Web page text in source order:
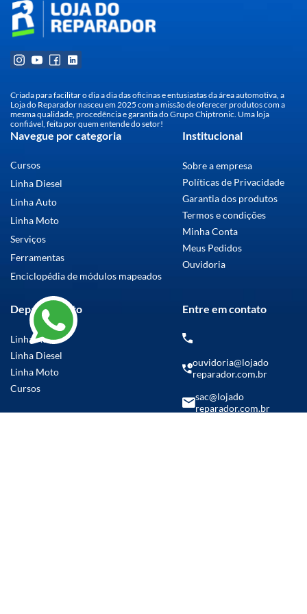
Criada para facilitar o dia a dia das oficinas e entusiastas da área automotiva, a
Loja do Reparador nasceu em 2025 com a missão de oferecer produtos com a
mesma qualidade, procedência e garantia do Grupo Chiptronic. Uma loja
confiável, feita por quem entende do setor!
Navegue por categoria
Cursos
Linha Diesel
Linha Auto
Linha Moto
Serviços
Ferramentas
Enciclopédia de módulos mapeados
Institucional
Sobre a empresa
Políticas de Privacidade
Garantia dos produtos
Termos e condições
Minha Conta
Meus Pedidos
Ouvidoria
Departamento
Linha Auto
Linha Diesel
Linha Moto
Cursos
Entre em contato
ouvidoria@lojado
reparador.com.br
sac@lojado
reparador.com.br